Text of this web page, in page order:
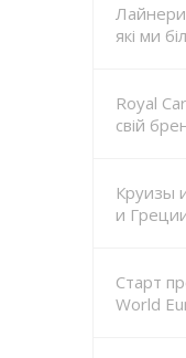
які ми
Royal
свій
Круизы
и
Старт
World